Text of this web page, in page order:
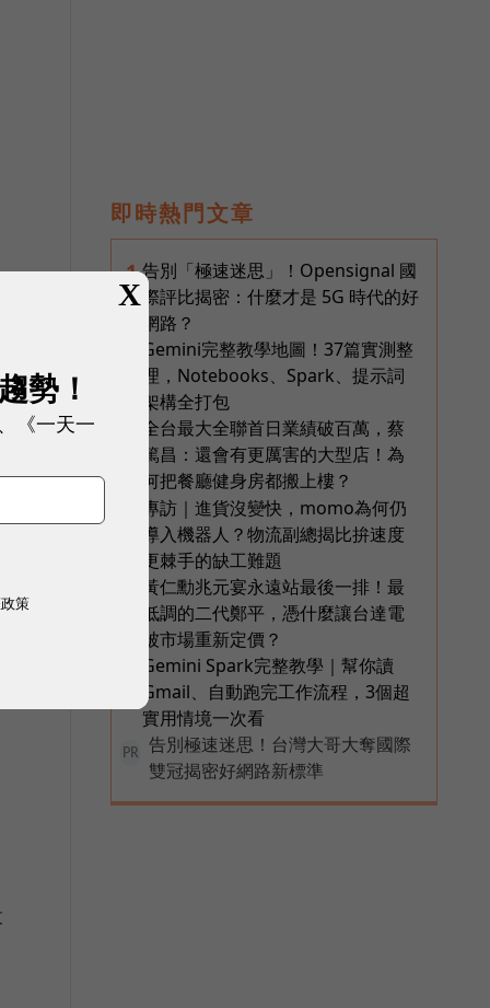
即時熱門文章
1 告別「極速迷思」！Opensignal 國
際評比揭密：什麼才是 5G 時代的好
網路？
Gemini完整教學地圖！37篇實測整
理，Notebooks、Spark、提示詞
架構全打包
全台最大全聯首日業績破百萬，蔡
篤昌：還會有更厲害的大型店！為
何把餐廳健身房都搬上樓？
專訪｜進貨沒變快，momo為何仍
導入機器人？物流副總揭比拚速度
更棘手的缺工難題
黃仁勳兆元宴永遠站最後一排！最
低調的二代鄭平，憑什麼讓台達電
被市場重新定價？
Gemini Spark完整教學｜幫你讀
Gmail、自動跑完工作流程，3個超
實用情境一次看
PR
告別極速迷思！台灣大哥大奪國際
雙冠揭密好網路新標準
X
勢！
《一天一
策